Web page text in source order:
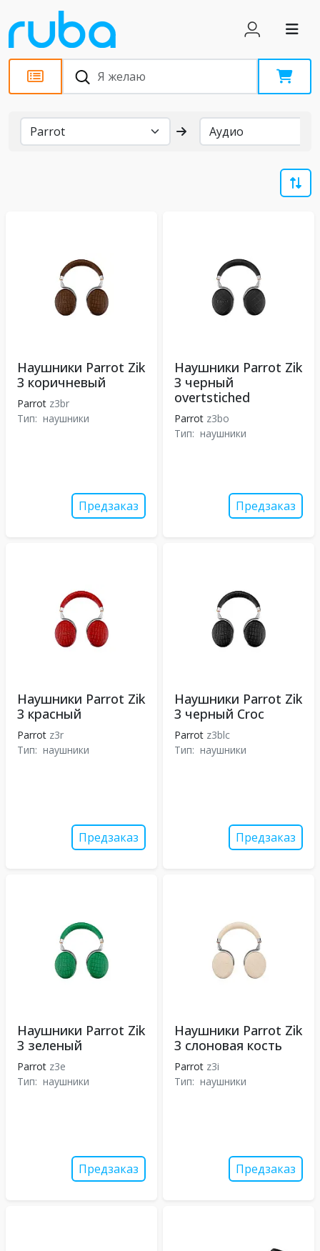
Бренды
Наушники Parrot Zik
3 коричневый
Parrot z3br
Тип: наушники
Предзаказ
Наушники Parrot Zik
3 черный
overtstiched
Parrot z3bo
Тип: наушники
Предзаказ
Наушники Parrot Zik
3 красный
Parrot z3r
Тип: наушники
Предзаказ
Наушники Parrot Zik
3 черный Croc
Parrot z3blc
Тип: наушники
Предзаказ
Наушники Parrot Zik
3 зеленый
Parrot z3e
Тип: наушники
Предзаказ
Наушники Parrot Zik
3 слоновая кость
Parrot z3i
Тип: наушники
Предзаказ